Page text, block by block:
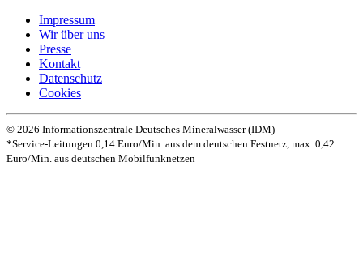
Impressum
Wir über uns
Presse
Kontakt
Datenschutz­
Cookies
© 2026 Informationszentrale Deutsches Mineralwasser (IDM)
*Service-Leitungen 0,14 Euro/Min. aus dem deutschen Festnetz, max. 0,42
Euro/Min. aus deutschen Mobilfunknetzen